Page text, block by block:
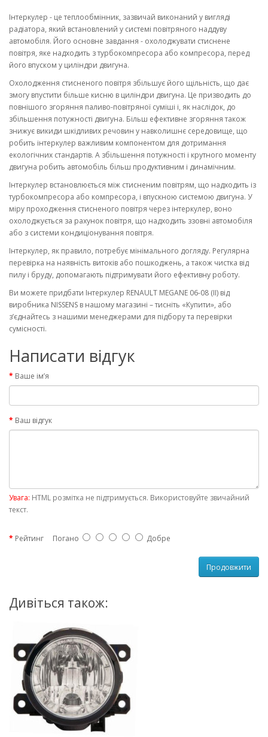
Інтеркулер - це теплообмінник, зазвичай виконаний у вигляді
радіатора, який встановлений у системі повітряного наддуву
автомобіля. Його основне завдання - охолоджувати стиснене
повітря, яке надходить з турбокомпресора або компресора, перед
його впуском у циліндри двигуна.
Охолодження стисненого повітря збільшує його щільність, що дає
змогу впустити більше кисню в циліндри двигуна. Це призводить до
повнішого згоряння паливо-повітряної суміші і, як наслідок, до
збільшення потужності двигуна. Більш ефективне згоряння також
знижує викиди шкідливих речовин у навколишнє середовище, що
робить інтеркулер важливим компонентом для дотримання
екологічних стандартів. А збільшення потужності і крутного моменту
двигуна робить автомобіль більш продуктивним і динамічним.
Інтеркулер встановлюється між стисненим повітрям, що надходить із
турбокомпресора або компресора, і впускною системою двигуна. У
міру проходження стисненого повітря через інтеркулер, воно
охолоджується за рахунок повітря, що надходить ззовні автомобіля
або з системи кондиціонування повітря.
Інтеркулер, як правило, потребує мінімального догляду. Регулярна
перевірка на наявність витоків або пошкоджень, а також чистка від
пилу і бруду, допомагають підтримувати його ефективну роботу.
Ви можете придбати Інтеркулер RENAULT MEGANE 06-08 (II) від
виробника NISSENS в нашому магазині – тисніть «Купити», або
з’єднайтесь з нашими менеджерами для підбору та перевірки
сумісності.
Написати відгук
Ваше ім’я
Ваш відгук
Увага: HTML розмітка не підтримується. Використовуйте звичайний
текст.
Рейтинг Погано Добре
Продовжити
Дивіться також: